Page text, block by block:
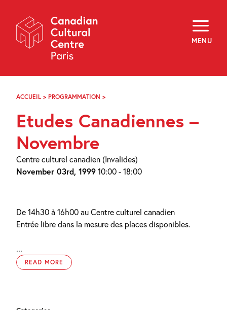
Navigation
MENU
About
Programming
Off-Site
Explore
Archives
f i y
EN
ACCUEIL > PROGRAMMATION >
NOVEMBRE
Etudes Canadiennes –
Novembre
Centre culturel canadien (Invalides)
November 03rd, 199910:00 - 18:00
De 14h30 à 16h00 au Centre culturel canadien
Entrée libre dans la mesure des places disponibles.
...
READ MORE